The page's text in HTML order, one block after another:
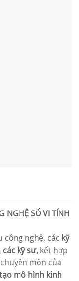
NGHỆ SỐ VI TÍNH
công nghệ, các kỹ
các kỹ sư, kết hợp
môn của
mô hình kinh